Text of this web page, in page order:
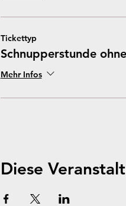
Tickettyp
Schnupperstunde
Mehr Infos
Diese